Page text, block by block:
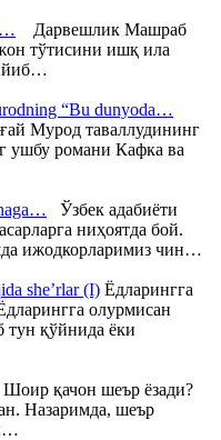
Дарвешлик Машраб
тўтисини ишқ ила
“Bu dunyoda…
Мурод таваллудининг
ушбу романи Кафка ва
Ўзбек адабиёти
ниҳоятда бой.
ижодкорларимиз чин…
she’rlar (I) Ёдларингга
олурмисан
қўйнида ёки
қачон шеър ёзади?
Назаримда, шеър